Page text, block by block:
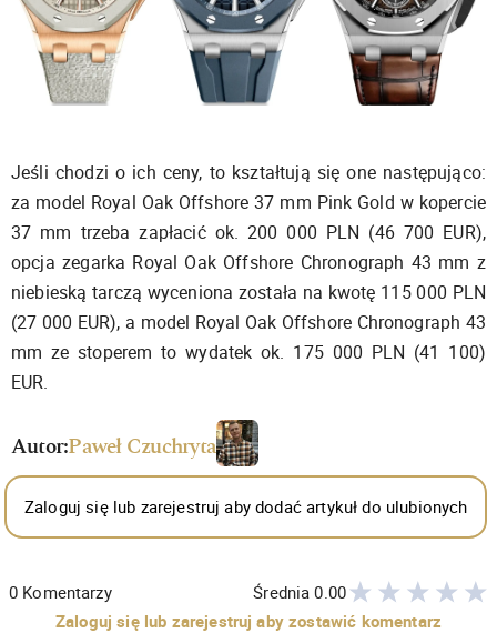
Jeśli chodzi o ich ceny, to kształtują się one następująco:
za model Royal Oak Offshore 37 mm Pink Gold w kopercie
37 mm trzeba zapłacić ok. 200 000 PLN (46 700 EUR),
opcja zegarka Royal Oak Offshore Chronograph 43 mm z
niebieską tarczą wyceniona została na kwotę 115 000 PLN
(27 000 EUR), a model Royal Oak Offshore Chronograph 43
mm ze stoperem to wydatek ok. 175 000 PLN (41 100)
EUR.
Autor:Paweł Czuchryta
Zaloguj się lub zarejestruj aby dodać artykuł do ulubionych
0 Komentarzy Średnia0.00
Zaloguj się lub zarejestruj aby zostawić komentarz